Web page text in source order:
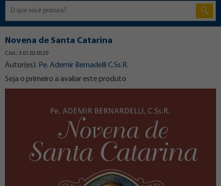
Novena de Santa Catarina
Cód.: 3.01.02.0520
Autor(es): Pe. Ademir Bernadelli C.Ss.R.
Seja o primeiro a avaliar este produto